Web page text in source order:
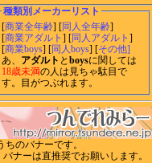
種類別メーカーリスト
[商業全年齢 ] [同人全年齢]
[商業アダルト ] [同人アダルト ]
[商業boys] [同人boys ] [その他]
あ、 アダルト とboysに関しては
18歳未満の人は見ちゃ駄目で
す。目がつぶれます。
ちのバナーです。
ナーは直推奨でお願いします。